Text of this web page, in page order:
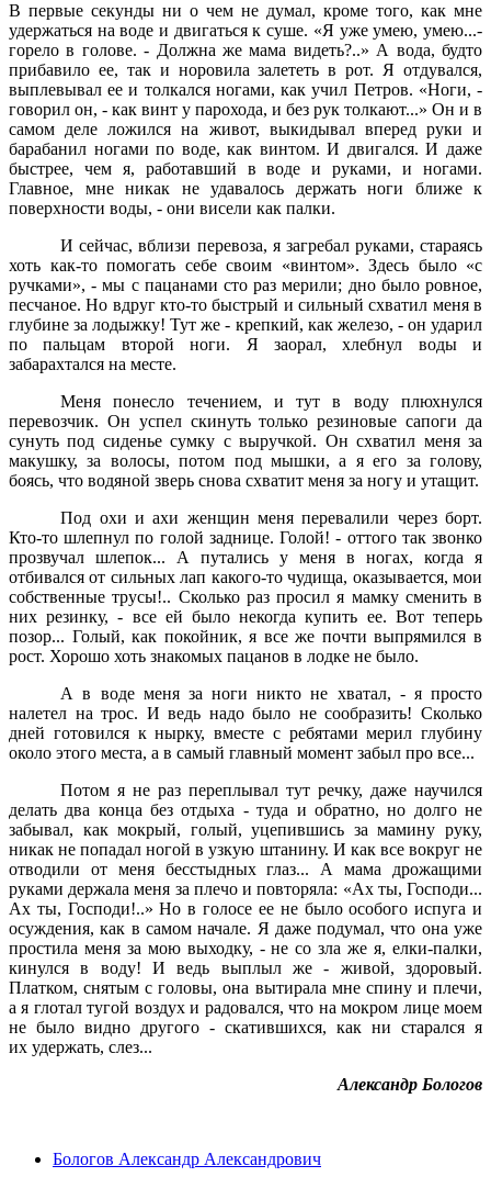
В первые секунды ни о чем не думал, кроме того, как мне
удержаться на воде и двигаться к суше. «Я уже умею, умею...-
горело в голове. - Должна же мама видеть?..» А вода, будто
прибавило ее, так и норовила залететь в рот. Я отдувался,
выплевывал ее и толкался ногами, как учил Петров. «Ноги, -
говорил он, - как винт у парохода, и без рук толкают...» Он и в
самом деле ложился на живот, выкидывал вперед руки и
барабанил ногами по воде, как винтом. И двигался. И даже
быстрее, чем я, работавший в воде и руками, и ногами.
Главное, мне никак не удавалось держать ноги ближе к
поверхности воды, - они висели как палки.
И сейчас, вблизи перевоза, я загребал руками, стараясь
хоть как-то помогать себе своим «винтом». Здесь было «с
ручками», - мы с пацанами сто раз мерили; дно было ровное,
песчаное. Но вдруг кто-то быстрый и сильный схватил меня в
глубине за лодыжку! Тут же - крепкий, как железо, - он ударил
по пальцам второй ноги. Я заорал, хлебнул воды и
забарахтался на месте.
Меня понесло течением, и тут в воду плюхнулся
перевозчик. Он успел скинуть только резиновые сапоги да
сунуть под сиденье сумку с выручкой. Он схватил меня за
макушку, за волосы, потом под мышки, а я его за голову,
боясь, что водяной зверь снова схватит меня за ногу и утащит.
Под охи и ахи женщин меня перевалили через борт.
Кто-то шлепнул по голой заднице. Голой! - оттого так звонко
прозвучал шлепок... А путались у меня в ногах, когда я
отбивался от сильных лап какого-то чудища, оказывается, мои
собственные трусы!.. Сколько раз просил я мамку сменить в
них резинку, - все ей было некогда купить ее. Вот теперь
позор... Голый, как покойник, я все же почти выпрямился в
рост. Хорошо хоть знакомых пацанов в лодке не было.
А в воде меня за ноги никто не хватал, - я просто
налетел на трос. И ведь надо было не сообразить! Сколько
дней готовился к нырку, вместе с ребятами мерил глубину
около этого места, а в самый главный момент забыл про все...
Потом я не раз переплывал тут речку, даже научился
делать два конца без отдыха - туда и обратно, но долго не
забывал, как мокрый, голый, уцепившись за мамину руку,
никак не попадал ногой в узкую штанину. И как все вокруг не
отводили от меня бесстыдных глаз... А мама дрожащими
руками держала меня за плечо и повторяла: «Ах ты, Господи...
Ах ты, Господи!..» Но в голосе ее не было особого испуга и
осуждения, как в самом начале. Я даже подумал, что она уже
простила меня за мою выходку, - не со зла же я, елки-палки,
кинулся в воду! И ведь выплыл же - живой, здоровый.
Платком, снятым с головы, она вытирала мне спину и плечи,
а я глотал тугой воздух и радовался, что на мокром лице моем
не было видно другого - скатившихся, как ни старался я
их удержать, слез...
Александр Бологов
Бологов Александр Александрович